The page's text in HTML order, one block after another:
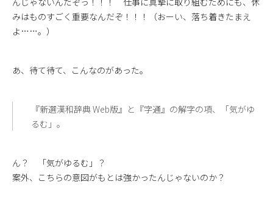
みはものすごく重要なんだぞ！！！（おーい、落ち着きたまえ
よ……。）
あ、待て待て、こんなのがあった。
『新選漢和辞典 Web版』と『字通』の解字の項、「気がゆ
るむ」。
ん？ 「気がゆるむ」？
案外、こちらの意図がもとは強かったんじゃないのか？